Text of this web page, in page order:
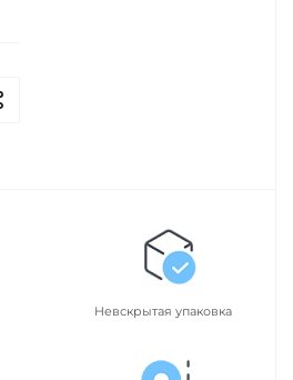
Невскрытая упаковка